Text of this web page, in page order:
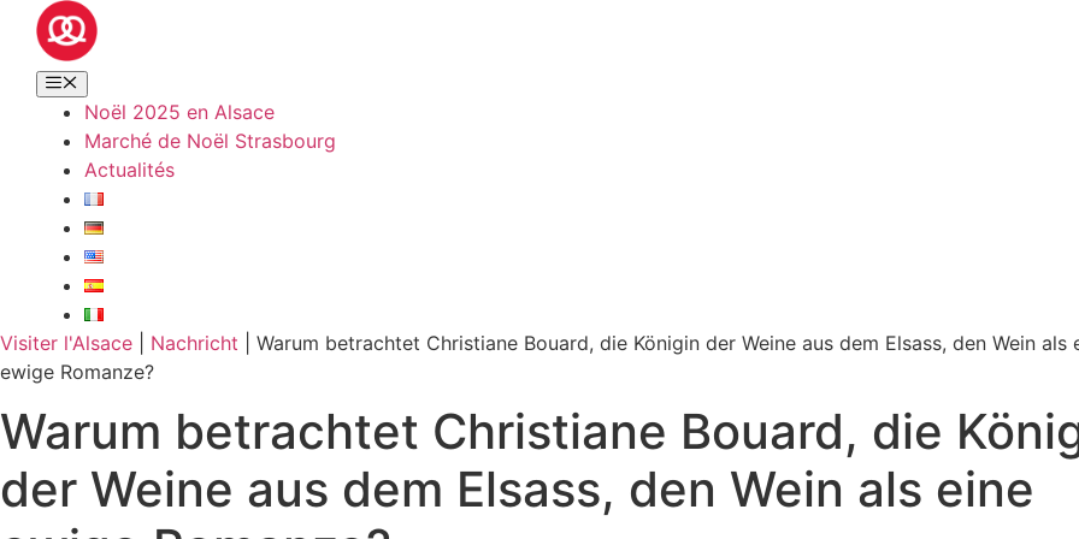
Noël 2025 en Alsace
Marché de Noël Strasbourg
Actualités
Visiter l'Alsace Nachricht
Warum betrachtet Christiane Bouard, die Königin der Weine aus dem Elsass, den Wein als
ewige Romanze?
Warum betrachtet Christiane Bouard, die
der Weine aus dem Elsass, den Wein als eine